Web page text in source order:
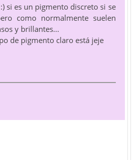
si es un pigmento discreto si se
como normalmente suelen
y brillantes...
de pigmento claro está jeje